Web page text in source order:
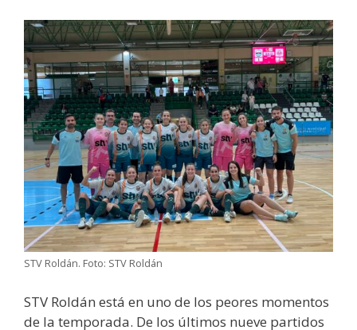
STV Roldán. Foto: STV Roldán
STV Roldán está en uno de los peores momentos
de la temporada. De los últimos nueve partidos